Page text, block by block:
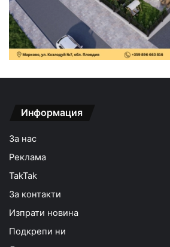
Информация
За нас
Реклама
TakTak
За контакти
Изпрати новина
Подкрепи ни